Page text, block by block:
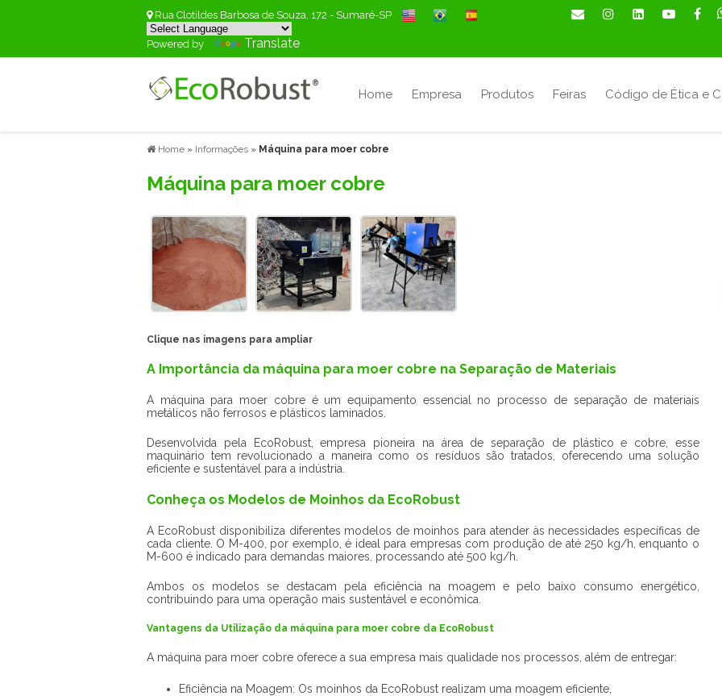
Rua Clotildes Barbosa de Souza, 172 - Sumaré-SP
Powered by Translate
Home Empresa Produtos Feiras Código de Ética e
Home » Informações » Máquina para moer cobre
Máquina para moer cobre
Clique nas imagens para ampliar
A Importância da máquina para moer cobre na Separação de Materiais
A máquina para moer cobre é um equipamento essencial no processo de separação de materiais
metálicos não ferrosos e plásticos laminados.
Desenvolvida pela EcoRobust, empresa pioneira na área de separação de plástico e cobre, esse
maquinário tem revolucionado a maneira como os resíduos são tratados, oferecendo uma solução
eficiente e sustentável para a indústria.
Conheça os Modelos de Moinhos da EcoRobust
A EcoRobust disponibiliza diferentes modelos de moinhos para atender às necessidades específicas de
cada cliente. O M-400, por exemplo, é ideal para empresas com produção de até 250 kg/h, enquanto o
M-600 é indicado para demandas maiores, processando até 500 kg/h.
Ambos os modelos se destacam pela eficiência na moagem e pelo baixo consumo energético,
contribuindo para uma operação mais sustentável e econômica.
Vantagens da Utilização da máquina para moer cobre da EcoRobust
A máquina para moer cobre oferece a sua empresa mais qualidade nos processos, além de entregar:
Eficiência na Moagem: Os moinhos da EcoRobust realizam uma moagem eficiente,